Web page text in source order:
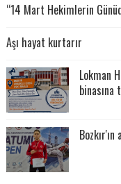
“14 Mart Hekimlerin
Aşı hayat kurtarır
Lokman
binasına